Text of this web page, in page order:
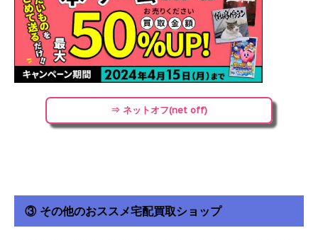
⇒ ネットオフ(net off)
③ その他のおススメ宅配買取ショップ